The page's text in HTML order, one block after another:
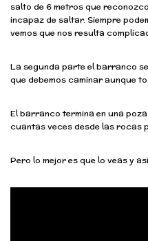
salto de 6 metros que
incapaz de saltar. Siempre
vemos que nos resulta
La segunda parte el barranco
que debemos caminar aunque
El barranco termina en una
cuantas veces desde las rocas
Pero lo mejor es que lo veas y